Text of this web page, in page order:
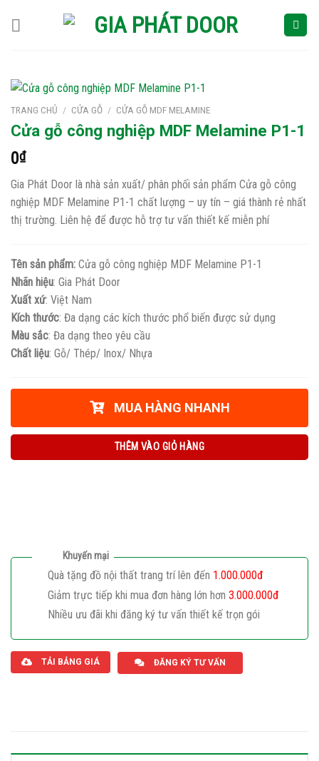
TRANG CHỦ / CỬA GỖ / CỬA GỖ MDF MELAMINE
Cửa gỗ công nghiệp MDF Melamine P1-1
0₫
Gia Phát Door là nhà sản xuất/ phân phối sản phẩm Cửa gỗ công
nghiệp MDF Melamine P1-1 chất lượng – uy tín – giá thành rẻ nhất
thị trường. Liên hệ để được hỗ trợ tư vấn thiết kế miễn phí
Tên sản phẩm: Cửa gỗ công nghiệp MDF Melamine P1-1
Nhãn hiệu: Gia Phát Door
Xuất xứ: Việt Nam
Kích thước: Đa dạng các kích thước phổ biến được sử dụng
Màu sắc: Đa dạng theo yêu cầu
Chất liệu: Gỗ/ Thép/ Inox/ Nhựa
MUA HÀNG NHANH
THÊM VÀO GIỎ HÀNG
Khuyến mại
Quà tặng đồ nội thất trang trí lên đến 1.000.000đ
Giảm trực tiếp khi mua đơn hàng lớn hơn 3.000.000đ
Nhiều ưu đãi khi đăng ký tư vấn thiết kế trọn gói
TẢI BẢNG GIÁ ĐĂNG KÝ TƯ VẤN